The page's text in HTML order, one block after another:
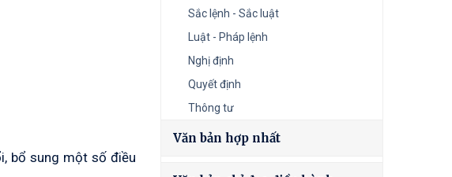
bổ sung một số điều
Sắc lệnh - Sắc luật
Luật - Pháp lệnh
Nghị định
Quyết định
Thông tư
Văn bản hợp nhất